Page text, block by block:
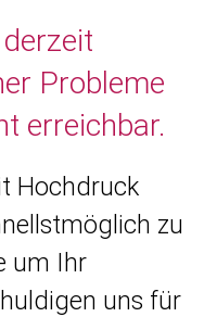
Probleme
erreichbar.
Hochdruck
zu
um Ihr
uns für